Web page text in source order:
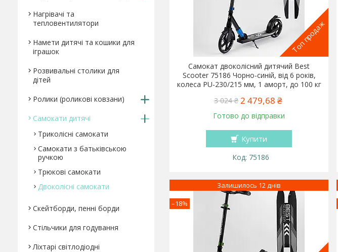
Топ продаж
Самокат двоколісний дитячий Best
Scooter 75186 Чорно-синій, від 6 років,
колеса PU-230/215 мм, 1 аморт, до 100 кг
3 024 ₴ 2 479,68 ₴
Готово до відправки
Купити
75186
–18%
Залишилось 12 днів
Нагрівачі та
тепловентилятори
Намети дитячі та кошики для
іграшок
Розвивальні столики для
дітей
Ролики (роликові ковзани)
Самокати дитячі
Триколісні самокати
Самокати з батьківською
ручкою
Трюкові самокати
Двоколісні самокати
Скейтборди, пенні борди
Стільчики для годування
Ліхтарі світлодіодні